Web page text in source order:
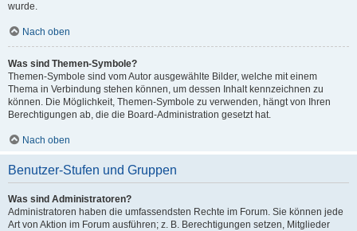
wurde.
Nach oben
Was sind Themen-Symbole?
Themen-Symbole sind vom Autor ausgewählte Bilder, welche mit einem
Thema in Verbindung stehen können, um dessen Inhalt kennzeichnen zu
können. Die Möglichkeit, Themen-Symbole zu verwenden, hängt von Ihren
Berechtigungen ab, die die Board-Administration gesetzt hat.
Nach oben
Benutzer-Stufen und Gruppen
Was sind Administratoren?
Administratoren haben die umfassendsten Rechte im Forum. Sie können jede
Art von Aktion im Forum ausführen; z. B. Berechtigungen setzen, Mitglieder